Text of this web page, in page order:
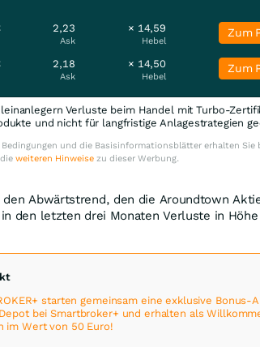
2,23
Ask
× 14,59
Hebel
Zum
2,18
Ask
× 14,50
Hebel
Zum
Verluste beim Handel mit Turbo-
und nicht für langfristige Anlagestrategien
und die Basisinformationsblätter erhalten Sie
weiteren Hinweisezu dieser Werbung.
den Abwärtstrend, den die Aroundtown
den letzten drei Monaten Verluste in
starten gemeinsam eine exklusive Bonus-
bei Smartbroker+ und erhalten als
im Wert von 50 Euro!